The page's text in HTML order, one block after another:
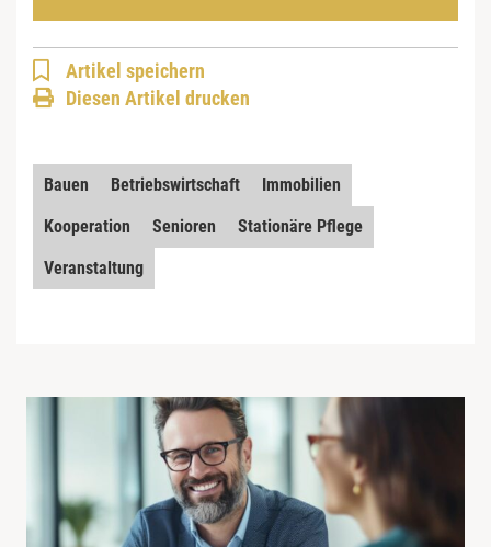
Artikel speichern
Diesen Artikel drucken
Bauen Betriebswirtschaft
Immobilien
Kooperation
Senioren
Stationäre Pflege
Veranstaltung